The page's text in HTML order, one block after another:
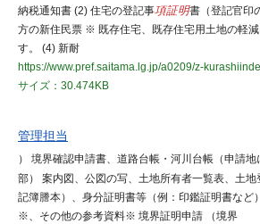
納税通知書 (2) 住宅の登記事項証明書（登記官印
方の新住民票 ※ 既存住宅、既存住宅用土地の軽
す。 (4) 新耐
https://www.pref.saitama.lg.jp/a0209/z-
サイズ：30.474KB
管理担当
） 境界確認申請書、道路台帳・河川台帳（申請
部） 案内図、公図の写、土地所有者一覧表、土地
記簿謄本）、身分証明書等（例：印鑑証明書な
※、その他の参考資料※ 境界証明申請 （境界